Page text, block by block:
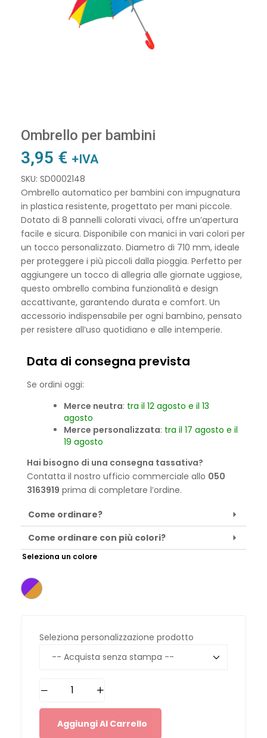
Ombrello per bambini
3,95 € +IVA
SKU: SD0002148
Ombrello automatico per bambini con impugnatura
in plastica resistente, progettato per mani piccole.
Dotato di 8 pannelli colorati vivaci, offre un’apertura
facile e sicura. Disponibile con manici in vari colori per
un tocco personalizzato. Diametro di 710 mm, ideale
per proteggere i più piccoli dalla pioggia. Perfetto per
aggiungere un tocco di allegria alle giornate uggiose,
questo ombrello combina funzionalità e design
accattivante, garantendo durata e comfort. Un
accessorio indispensabile per ogni bambino, pensato
per resistere all’uso quotidiano e alle intemperie.
Data di consegna prevista
Se ordini oggi:
Merce neutra: tra il 12 agosto e il 13
agosto
Merce personalizzata: tra il 17 agosto e il
19 agosto
Hai bisogno di una consegna tassativa?
Contatta il nostro ufficio commerciale allo 050
3163919 prima di completare l’ordine.
Come ordinare?
Come ordinare con più colori?
Seleziona un colore
Seleziona personalizzazione prodotto
Aggiungi Al Carrello